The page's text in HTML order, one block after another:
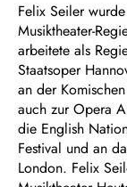
Felix Seiler
Musiktheater-
arbeitete als
Staatsoper
an der
auch zur Opera
die English
Festival und an
London. Felix